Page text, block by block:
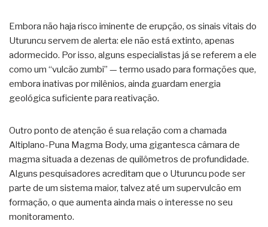
Embora não haja risco iminente de erupção, os sinais vitais do
Uturuncu servem de alerta: ele não está extinto, apenas
adormecido. Por isso, alguns especialistas já se referem a ele
como um “vulcão zumbi” — termo usado para formações que,
embora inativas por milênios, ainda guardam energia
geológica suficiente para reativação.
Outro ponto de atenção é sua relação com a chamada
Altiplano-Puna Magma Body, uma gigantesca câmara de
magma situada a dezenas de quilômetros de profundidade.
Alguns pesquisadores acreditam que o Uturuncu pode ser
parte de um sistema maior, talvez até um supervulcão em
formação, o que aumenta ainda mais o interesse no seu
monitoramento.